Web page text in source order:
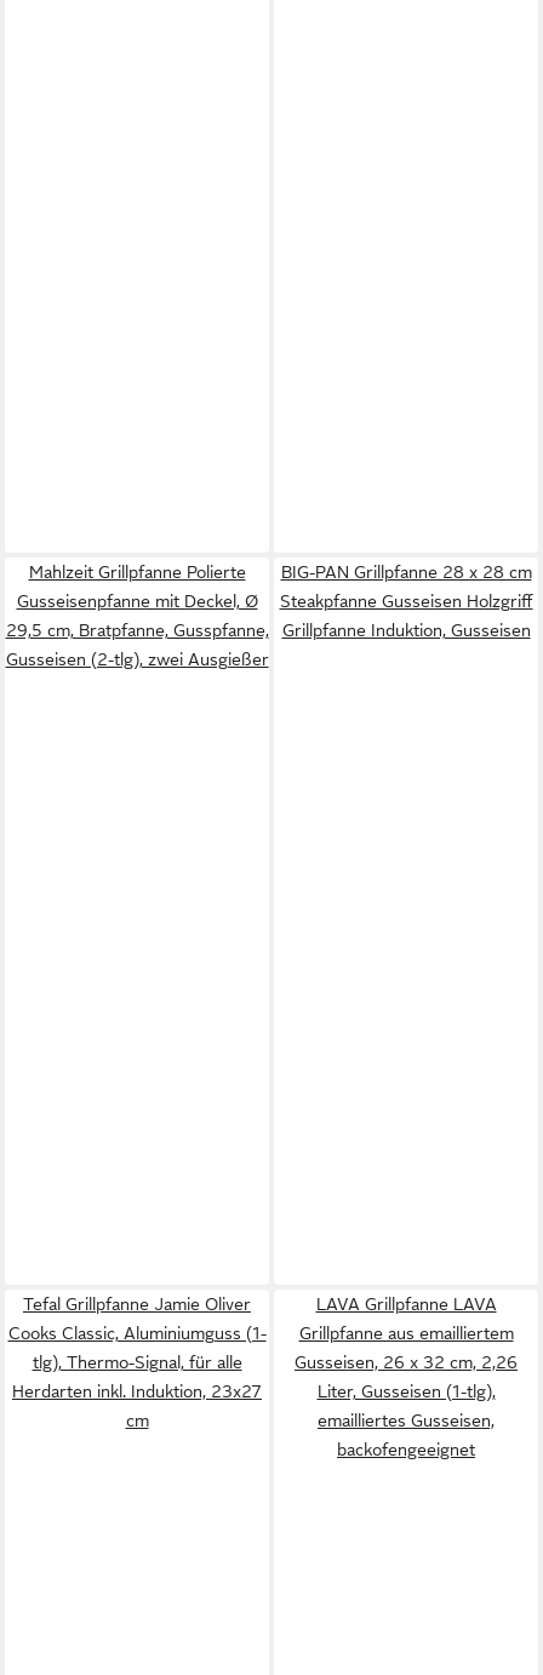
Mahlzeit Grillpfanne Polierte
Gusseisenpfanne mit Deckel, Ø
29,5 cm, Bratpfanne, Gusspfanne,
Gusseisen (2-tlg), zwei Ausgießer
BIG-PAN Grillpfanne 28 x 28 cm
Steakpfanne Gusseisen Holzgriff
Grillpfanne Induktion, Gusseisen
Tefal Grillpfanne Jamie Oliver
Cooks Classic, Aluminiumguss (1-
tlg), Thermo-Signal, für alle
Herdarten inkl. Induktion, 23x27
cm
LAVA Grillpfanne LAVA
Grillpfanne aus emailliertem
Gusseisen, 26 x 32 cm, 2,26
Liter, Gusseisen (1-tlg),
emailliertes Gusseisen,
backofengeeignet